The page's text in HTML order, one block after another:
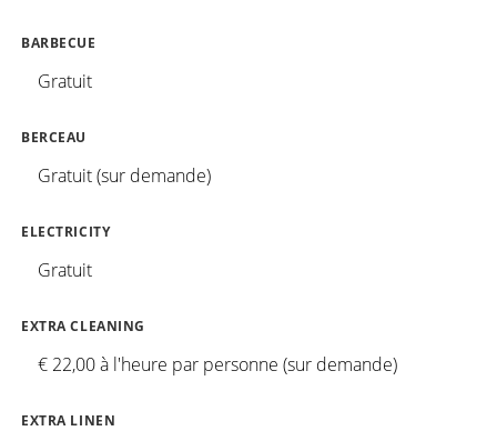
BARBECUE
Gratuit
BERCEAU
Gratuit (sur demande)
ELECTRICITY
Gratuit
EXTRA CLEANING
€ 22,00 à l'heure par personne (sur demande)
EXTRA LINEN